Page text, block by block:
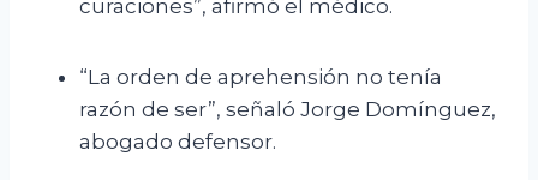
curaciones”, afirmó el médico.
“La orden de aprehensión no tenía
razón de ser”, señaló Jorge Domínguez,
abogado defensor.